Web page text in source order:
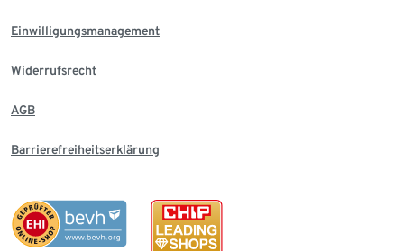
Einwilligungsmanagement
Widerrufsrecht
AGB
Barrierefreiheitserklärung